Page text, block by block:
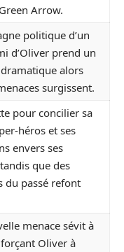
Arrow.
politique d’un
d’Oliver prend un
alors
surgissent.
pour concilier sa
héros et ses
envers ses
que des
du passé refont
menace sévit à
Oliver à